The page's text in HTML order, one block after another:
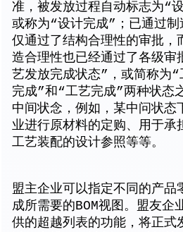
准，被发放过程自动标志为“
或称为“设计完成”；已通过
仅通过了结构合理性的审批，
造合理性也已经通过了各级审
艺发放完成状态”，或简称为
完成”和“工艺完成”两种状态
中间状念，例如，某中问状态
业进行原材料的定购、用于承
工艺装配的设计参照等等。
盟主企业可以指定不同的产品
成所需要的BOM视图。盟友企
供的超越列表的功能，将正式